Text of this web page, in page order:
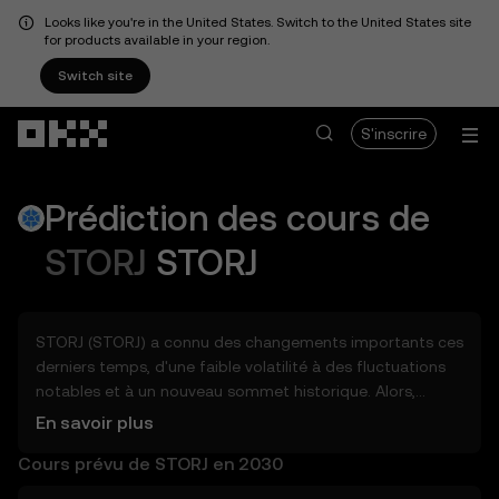
Looks like you're in the United States. Switch to the United States site
for products available in your region.
Switch site
S'inscrire
Prédiction des cours de
STORJ STORJ
STORJ (STORJ) a connu des changements importants ces
derniers temps, d'une faible volatilité à des fluctuations
notables et à un nouveau sommet historique. Alors,
combien STORJ (STORJ) pourrait-il valoir demain, à la fin
des outils qui peuvent vous aider à entrevoir le potentiel
En savoir plus
Cours prévu de STORJ en 2030